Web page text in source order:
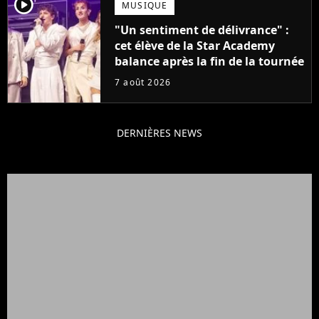
MUSIQUE
"Un sentiment de délivrance" :
cet élève de la Star Academy
balance après la fin de la tournée
7 août 2026
DERNIÈRES NEWS